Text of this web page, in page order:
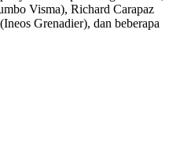
Visma), Richard Carapaz
Grenadier), dan beberapa